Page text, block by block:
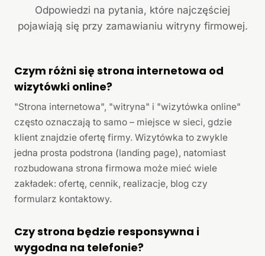
Odpowiedzi na pytania, które najczęściej
pojawiają się przy zamawianiu witryny firmowej.
Czym różni się strona internetowa od
wizytówki online?
"Strona internetowa", "witryna" i "wizytówka online"
często oznaczają to samo – miejsce w sieci, gdzie
klient znajdzie ofertę firmy. Wizytówka to zwykle
jedna prosta podstrona (landing page), natomiast
rozbudowana strona firmowa może mieć wiele
zakładek: ofertę, cennik, realizacje, blog czy
formularz kontaktowy.
Czy strona będzie responsywna i
wygodna na telefonie?